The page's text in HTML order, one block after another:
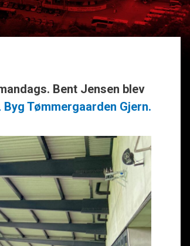
Bent Jensen blev
Byg Tømmergaarden Gjern.